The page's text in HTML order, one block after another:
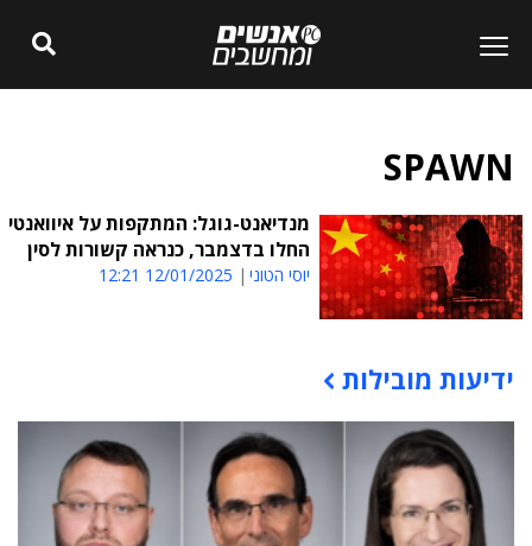
SPAWN
מנדיאנט-גוגל: המתקפות על איוואנטי
החלו בדצמבר, כנראה קשורות לסין
יוסי הטוני 12/01/2025 12:21
תוכן פרסומי
ידיעות מובילות